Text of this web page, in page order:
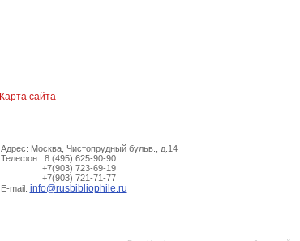
Карта сайта
Адрес: Москва, Чистопрудный бульв., д.14
Телефон: 8 (495) 625-90-90
+7(903) 723-69-19
+7(903) 721-71-77
E-mail: info@rusbibliophile.ru